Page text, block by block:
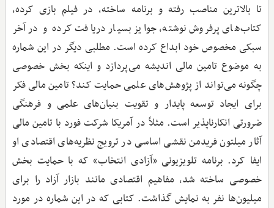
تا بالاترین مناصب رفته و برنامه ساخته، در فیلم بازی کرده،
کتاب‌های پرفروش نوشته، جوایز بسیار دریافت کرده و در آخر
سبکی مخصوص خود ابداع کرده است. مطلبی دیگر در این شماره
به موضوع تامین مالی اندیشه می‌پردازد و اینکه بخش خصوصی
چگونه می‌تواند از پژوهش‌های علمی حمایت کند؟ تامین مالی فکر
برای ایجاد توسعه پایدار و تقویت بنیان‌های علمی و فرهنگی
ضرورتی انکارناپذیر است. مثلاً در آمریکا شرکت فورد با تامین مالی
آثار میلتون فریدمن نقشی اساسی در ترویج نظریه‌های اقتصادی او
ایفا کرد. برنامه تلویزیونی «آزادی انتخاب» که با حمایت بخش
خصوصی ساخته شد، مفاهیم اقتصادی مانند بازار آزاد را برای
میلیون‌ها نفر به نمایش گذاشت. کتابی که در این شماره در مورد